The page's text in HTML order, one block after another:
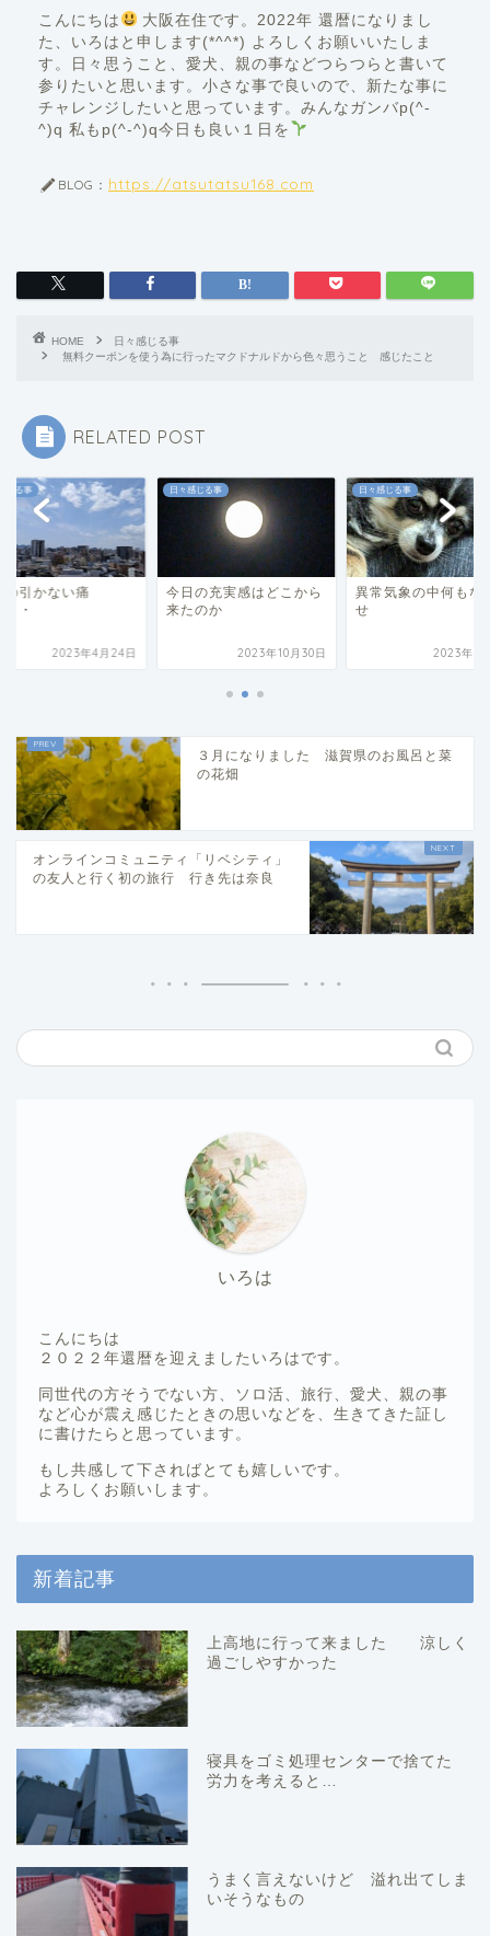
こんにちは
大阪在住です。2022年 還暦になりまし
た、いろはと申します(*^^*) よろしくお願いいたしま
す。日々思うこと、愛犬、親の事などつらつらと書いて
参りたいと思います。小さな事で良いので、新たな事に
チャレンジしたいと思っています。みんなガンバp(^-
^)q 私もp(^-^)q今日も良い１日を
BLOG： https://atsutatsu168.com
HOME
日々感じる事
無料クーポンを使う為に行ったマクドナルドから色々思うこと 感じたこと
RELATED POST
じる事
の引かない痛
・
2023年4月24日
日々感じる事
今日の充実感はどこから
来たのか
2023年10月30日
日々感じる事
異常気象の中何もな
せ
2023年7
３月になりました 滋賀県のお風呂と菜
の花畑
オンラインコミュニティ「リベシティ」
の友人と行く初の旅行 行き先は奈良
いろは
こんにちは
２０２２年還暦を迎えましたいろはです。
同世代の方そうでない方、ソロ活、旅行、愛犬、親の事
など心が震え感じたときの思いなどを、生きてきた証し
に書けたらと思っています。
もし共感して下さればとても嬉しいです。
よろしくお願いします。
新着記事
上高地に行って来ました 涼しく
過ごしやすかった
寝具をゴミ処理センターで捨てた
労力を考えると…
うまく言えないけど 溢れ出てしま
いそうなもの